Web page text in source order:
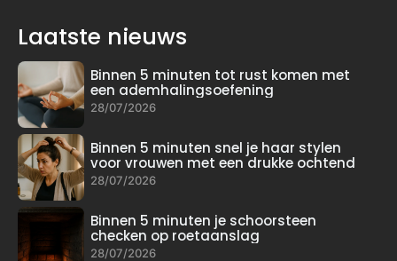
Laatste nieuws
Binnen 5 minuten tot rust komen met
een ademhalingsoefening
28/07/2026
Binnen 5 minuten snel je haar stylen
voor vrouwen met een drukke ochtend
28/07/2026
Binnen 5 minuten je schoorsteen
checken op roetaanslag
28/07/2026